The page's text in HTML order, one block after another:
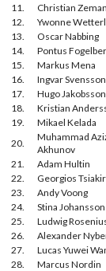
11.
Christian Zeman
12.
Ywonne
13.
Oscar Nabbing
14.
Pontus
15.
Markus Mena
16.
Ingvar Svensson
17.
Hugo Jakobsson
18.
Kristian
19.
Mikael Kelada
20.
Muhammad
Akhunov
21.
Adam Hultin
22.
Georgios
23.
Andy Voong
24.
Stina Johansson
25.
Ludwig
26.
Alexander
27.
Lucas Yuwei
28.
Marcus Nordin